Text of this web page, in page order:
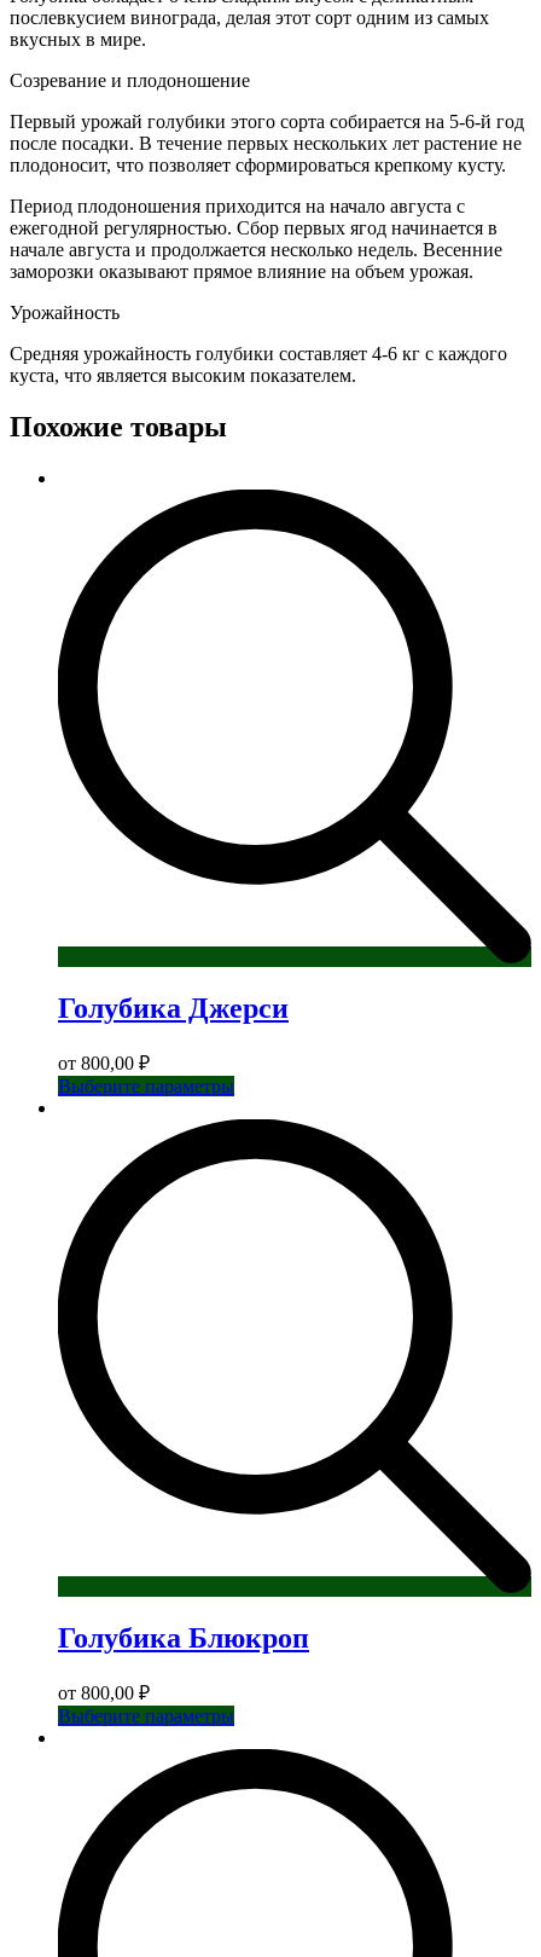
послевкусием винограда, делая этот сорт одним из самых
вкусных в мире.
Созревание и плодоношение
Первый урожай голубики этого сорта собирается на 5-6-й год
после посадки. В течение первых нескольких лет растение не
плодоносит, что позволяет сформироваться крепкому кусту.
Период плодоношения приходится на начало августа с
ежегодной регулярностью. Сбор первых ягод начинается в
начале августа и продолжается несколько недель. Весенние
заморозки оказывают прямое влияние на объем урожая.
Урожайность
Средняя урожайность голубики составляет 4-6 кг с каждого
куста, что является высоким показателем.
Похожие товары
Голубика Джерси
от 800,00 ₽
Выберите параметрыЭтот
вариаций.
Голубика Блюкроп
от 800,00 ₽
Выберите параметрыЭтот
вариаций.